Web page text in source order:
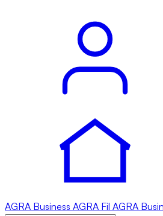
AGRA Business AGRA Fil AGRA